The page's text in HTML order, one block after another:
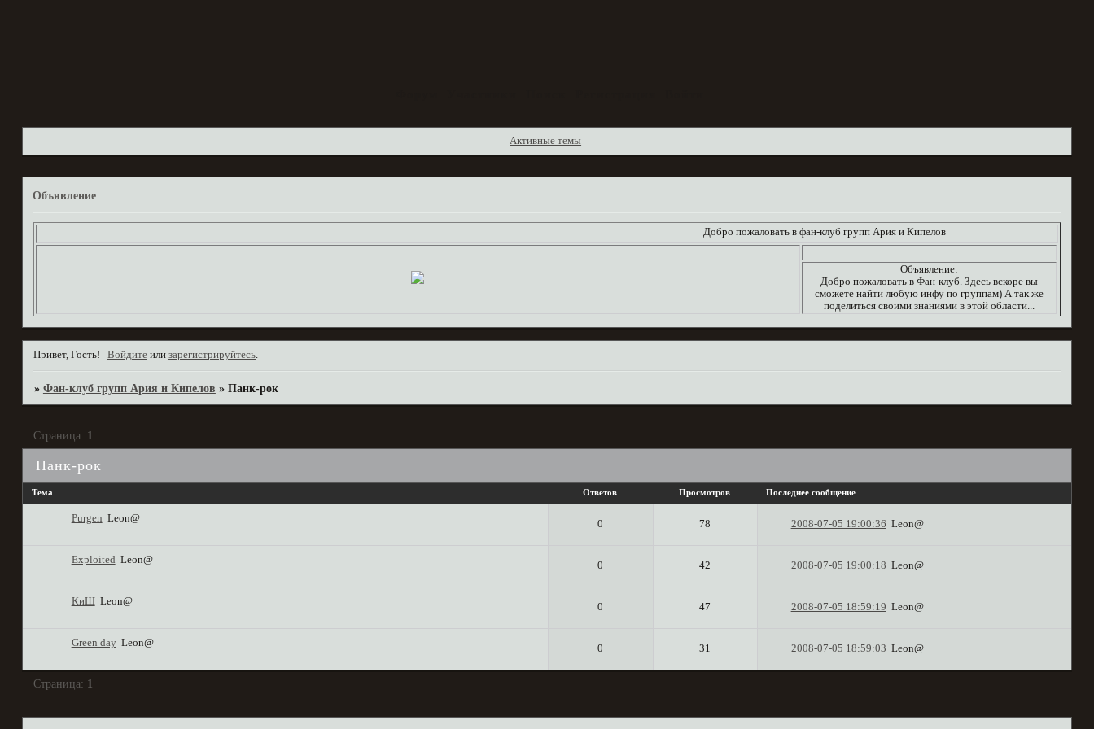
Активные темы
Объявление
Добро пожаловать в фан-клуб групп Ария и Кипелов
Объявление:
Добро пожаловать в Фан-клуб. Здесь вскоре вы
сможете найти любую инфу по группам) А так же
поделиться своими знаниями в этой области...
Привет, Гость! Войдите или зарегистрируйтесь.
» Фан-клуб групп Ария и Кипелов » Панк-рок
Панк-рок
Страница: 1
Тема Ответов Просмотров Последнее сообщение
Purgen Leon@ 0 78 2008-07-05 19:00:36 Leon@
Exploited Leon@ 0 42 2008-07-05 19:00:18 Leon@
КиШ Leon@ 0 47 2008-07-05 18:59:19 Leon@
Green day Leon@ 0 31 2008-07-05 18:59:03 Leon@
Страница: 1